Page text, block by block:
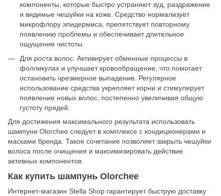
компоненты, которые быстро устраняют зуд, раздражение
и видимые чешуйки на коже. Средство нормализует
микрофлору эпидермиса, препятствует повторному
появлению проблемы и обеспечивает длительное
ощущение чистоты.
Для роста волос. Активирует обменные процессы в
фолликулах и улучшает кровообращение, что помогает
остановить чрезмерное выпадение. Регулярное
использование средства укрепляет корни и стимулирует
появление новых волос, постепенно увеличивая общую
густоту прядей.
Для достижения максимального результата использовать
шампуни Olorchee следует в комплексе с кондиционерами и
масками бренда. Такое сочетание позволяет закрыть чешуйки
волоса после очищения и максимизировать действие
активных компонентов.
Как купить шампунь Olorchee
Интернет-магазин Stella Shop гарантирует быструю доставку